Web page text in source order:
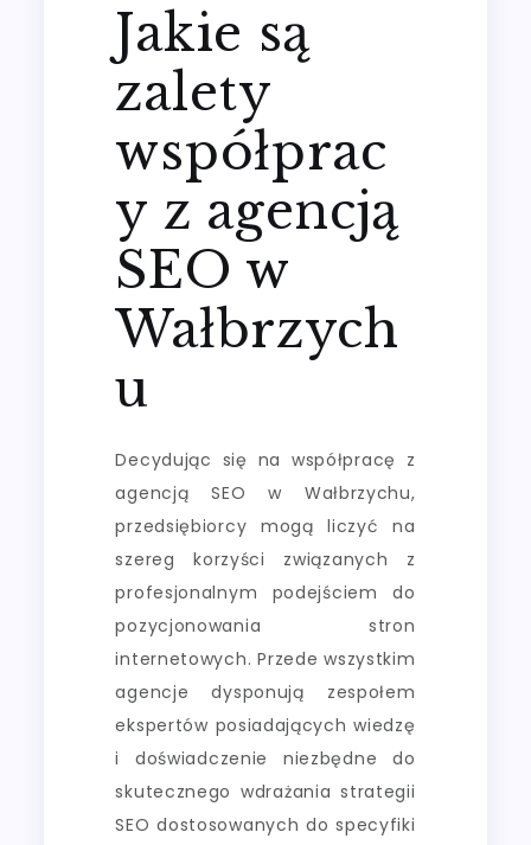
Jakie są
zalety
współprac
y z agencją
SEO w
Wałbrzych
u
Decydując się na współpracę z
agencją SEO w Wałbrzychu,
przedsiębiorcy mogą liczyć na
szereg korzyści związanych z
profesjonalnym podejściem do
pozycjonowania stron
internetowych. Przede wszystkim
agencje dysponują zespołem
ekspertów posiadających wiedzę
i doświadczenie niezbędne do
skutecznego wdrażania strategii
SEO dostosowanych do specyfiki